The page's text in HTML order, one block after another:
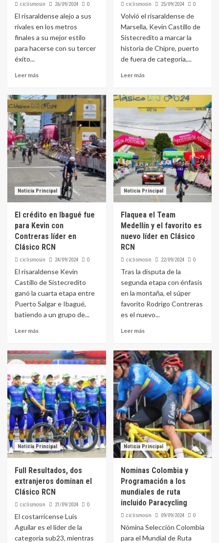
ciclismosin 26/09/2024 0
El risaraldense alejo a sus
rivales en los metros
finales a su mejor estilo
para hacerse con su tercer
éxito...
Leer más
ciclismosin 25/09/2024 0
Volvió el risaraldense de
Marsella, Kevin Castillo de
Sistecredito a marcar la
historia de Chipre, puerto
de fuera de categoría,...
Leer más
Noticia Principal
El crédito en Ibagué fue
para Kevin con
Contreras líder en
Clásico RCN
ciclismosin 24/09/2024 0
El risaraldense Kevin
Castillo de Sistecredito
ganó la cuarta etapa entre
Puerto Salgar e Ibagué,
batiendo a un grupo de...
Leer más
Noticia Principal
Flaquea el Team
Medellín y el favorito es
nuevo líder en Clásico
RCN
ciclismosin 22/09/2024 0
Tras la disputa de la
segunda etapa con énfasis
en la montaña, el súper
favorito Rodrigo Contreras
es el nuevo...
Leer más
Noticia Principal
Full Resultados, dos
extranjeros dominan el
Clásico RCN
ciclismosin 21/09/2024 0
El costarricense Luis
Aguilar es el líder de la
categoría sub23, mientras
Noticia Principal
Nominas Colombia y
Programación a los
mundiales de ruta
incluido Paracycling
ciclismosin 09/09/2024 0
Nómina Selección Colombia
para el Mundial de Ruta